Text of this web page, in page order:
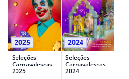
2025
Seleções
Carnavalescas
2025
2024
Seleções
Carnavalescas
2024